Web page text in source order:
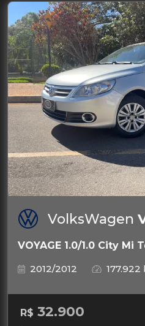
VolksWagen
VOYAGE 1.0/1.0 City Mi
2012/2012
177.922
R$ 32.900